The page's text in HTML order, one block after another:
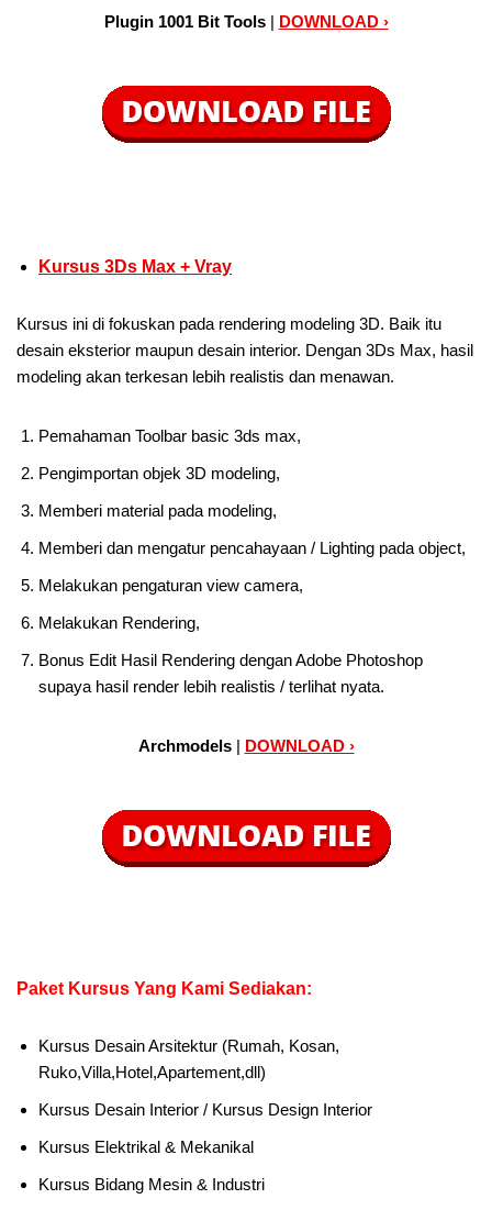
Plugin 1001 Bit Tools | DOWNLOAD ›
Kursus 3Ds Max + Vray
Kursus ini di fokuskan pada rendering modeling 3D. Baik itu
desain eksterior maupun desain interior. Dengan 3Ds Max, hasil
modeling akan terkesan lebih realistis dan menawan.
Pemahaman Toolbar basic 3ds max,
Pengimportan objek 3D modeling,
Memberi material pada modeling,
Memberi dan mengatur pencahayaan / Lighting pada object,
Melakukan pengaturan view camera,
Melakukan Rendering,
Bonus Edit Hasil Rendering dengan Adobe Photoshop
supaya hasil render lebih realistis / terlihat nyata.
Archmodels | DOWNLOAD ›
Paket Kursus Yang Kami Sediakan:
Kursus Desain Arsitektur (Rumah, Kosan,
Ruko,Villa,Hotel,Apartement,dll)
Kursus Desain Interior / Kursus Design Interior
Kursus Elektrikal & Mekanikal
Kursus Bidang Mesin & Industri